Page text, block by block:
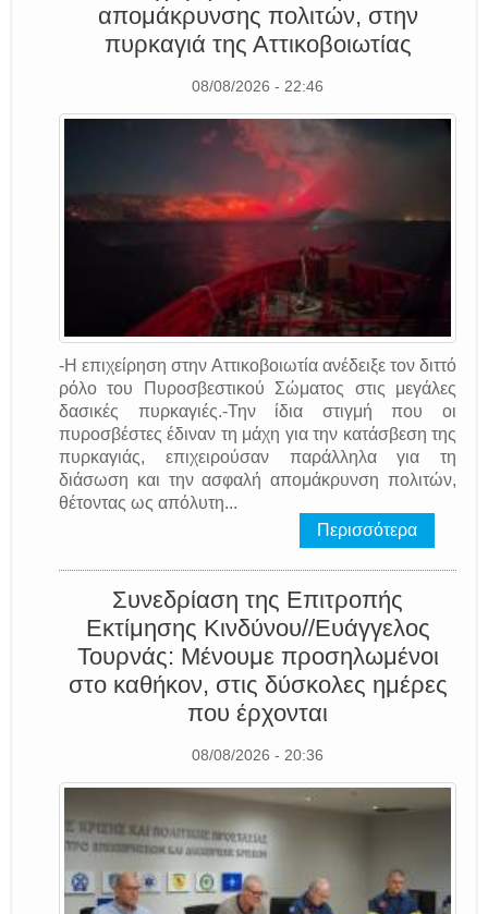
απομάκρυνσης πολιτών, στην
πυρκαγιά της Αττικοβοιωτίας
08/08/2026 - 22:46
-Η επιχείρηση στην Αττικοβοιωτία ανέδειξε τον διττό
ρόλο του Πυροσβεστικού Σώματος στις μεγάλες
δασικές πυρκαγιές.-Την ίδια στιγμή που οι
πυροσβέστες έδιναν τη μάχη για την κατάσβεση της
πυρκαγιάς, επιχειρούσαν παράλληλα για τη
διάσωση και την ασφαλή απομάκρυνση πολιτών,
θέτοντας ως απόλυτη...
Περισσότερα
Συνεδρίαση της Επιτροπής
Εκτίμησης Κινδύνου//Ευάγγελος
Τουρνάς: Μένουμε προσηλωμένοι
στο καθήκον, στις δύσκολες ημέρες
που έρχονται
08/08/2026 - 20:36